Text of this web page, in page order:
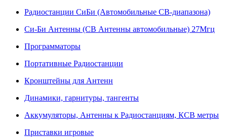
Радиостанции СиБи (Автомобильные СВ-диапазона)
Си-Би Антенны (СВ Антенны автомобильные) 27Мгц
Программаторы
Портативные Радиостанции
Кронштейны для Антенн
Динамики, гарнитуры, тангенты
Аккумуляторы, Антенны к Радиостанциям, КСВ метры
Приставки игровые